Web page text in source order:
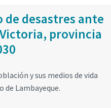
desastres ante
provincia
y sus medios de vida
Lambayeque.